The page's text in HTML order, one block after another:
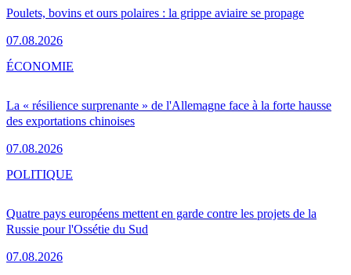
Poulets, bovins et ours polaires : la grippe aviaire se propage
07.08.2026
La « résilience surprenante » de l'Allemagne face à la forte hausse
des exportations chinoises
07.08.2026
ÉCONOMIE
Quatre pays européens mettent en garde contre les projets de la
Russie pour l'Ossétie du Sud
07.08.2026
POLITIQUE